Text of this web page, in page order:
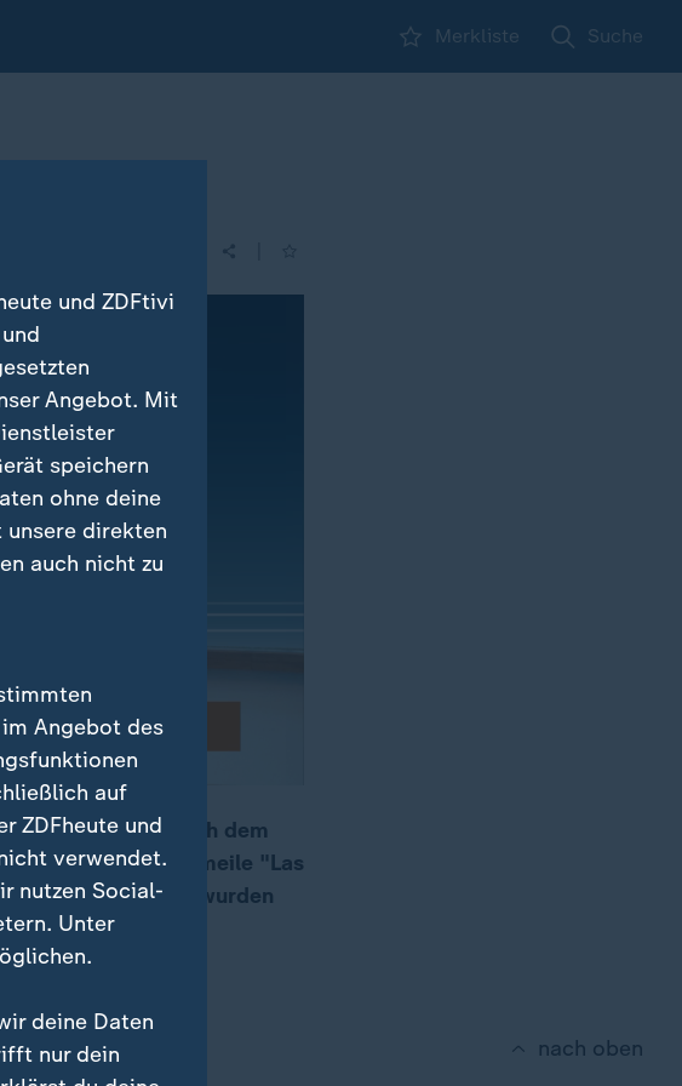
Merkliste Suche
mit Hochdruck nach dem
die Touristenmeile "Las
Attentat stehen, wurden
nach oben
und ZDFtivi
Angebot. Mit
speichern
ohne deine
direkten
auch nicht zu
Angebot des
auf
ZDFheute und
verwendet.
nutzen Social-
Unter
deine Daten
nur dein